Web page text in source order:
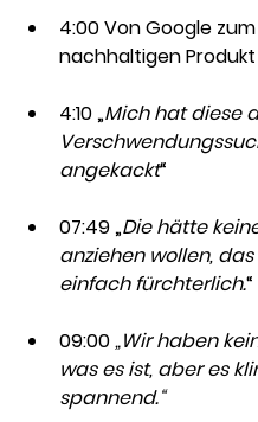
4:00 Von Google zum
nachhaltigen Produkt
4:10 „Mich hat diese
angekackt“
07:49 „Die hätte
anziehen wollen,
einfach fürchterlich.“
09:00 „Wir haben
was es ist, aber es
spannend.“